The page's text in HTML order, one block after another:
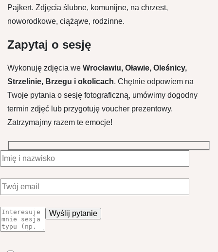
Zapytaj o sesję
Wykonuję zdjęcia we Wrocławiu, Oławie, Oleśnicy,
Strzelinie, Brzegu i okolicach. Chętnie odpowiem na
Twoje pytania o sesję fotograficzną, umówimy dogodny
termin zdjęć lub przygotuję voucher prezentowy.
Zatrzymajmy razem te emocje!